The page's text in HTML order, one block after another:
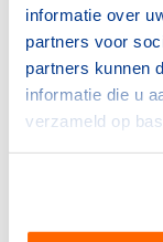
informatie over
partners voor
partners kunnen
informatie die u
verzameld op